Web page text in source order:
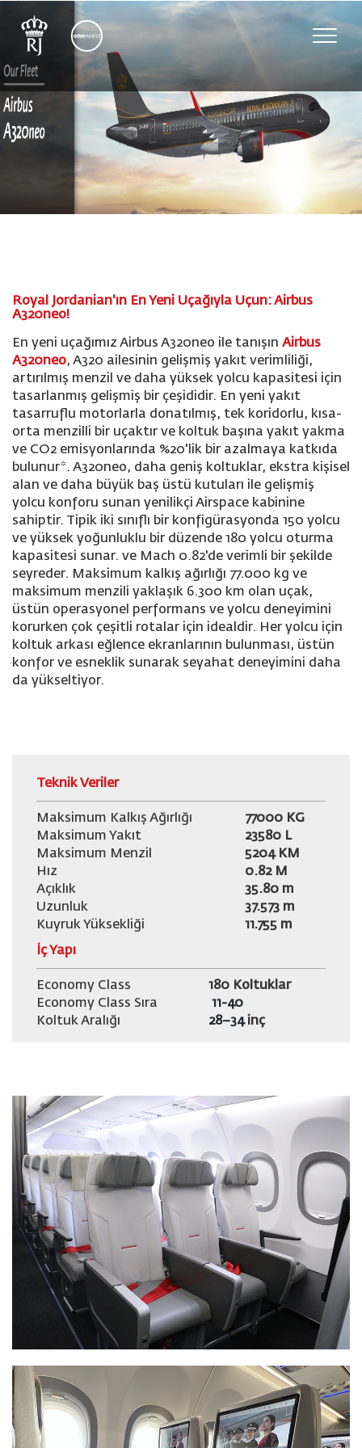
Toggle
Royal Jordanian'ın En Yeni Uçağıyla Uçun: Airbus
A320neo!
En yeni uçağımız Airbus A320neo ile tanışın Airbus
A320neo, A320 ailesinin gelişmiş yakıt verimliliği,
artırılmış menzil ve daha yüksek yolcu kapasitesi için
tasarlanmış gelişmiş bir çeşididir. En yeni yakıt
tasarruflu motorlarla donatılmış, tek koridorlu, kısa-
orta menzilli bir uçaktır ve koltuk başına yakıt yakma
ve CO2 emisyonlarında %20'lik bir azalmaya katkıda
bulunur*. A320neo, daha geniş koltuklar, ekstra kişisel
alan ve daha büyük baş üstü kutuları ile gelişmiş
yolcu konforu sunan yenilikçi Airspace kabinine
sahiptir. Tipik iki sınıflı bir konfigürasyonda 150 yolcu
ve yüksek yoğunluklu bir düzende 180 yolcu oturma
kapasitesi sunar. ve Mach 0.82'de verimli bir şekilde
seyreder. Maksimum kalkış ağırlığı 77.000 kg ve
maksimum menzili yaklaşık 6.300 km olan uçak,
üstün operasyonel performans ve yolcu deneyimini
korurken çok çeşitli rotalar için idealdir. Her yolcu için
koltuk arkası eğlence ekranlarının bulunması, üstün
konfor ve esneklik sunarak seyahat deneyimini daha
da yükseltiyor.
Teknik Veriler
Maksimum Kalkış Ağırlığı 77000 KG
Maksimum Yakıt
23580 L
Maksimum Menzil
5204 KM
Hız
0.82 M
Açıklık
35.80 m
Uzunluk
37.573 m
Kuyruk Yüksekliği
11.755 m
İç Yapı
Economy Class
180 Koltuklar
Economy Class Sıra
11-40
Koltuk Aralığı
28–34inç